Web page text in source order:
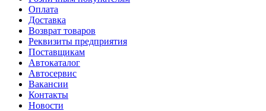
Оплата
Доставка
Возврат товаров
Реквизиты предприятия
Поставщикам
Автокаталог
Автосервис
Вакансии
Контакты
Новости